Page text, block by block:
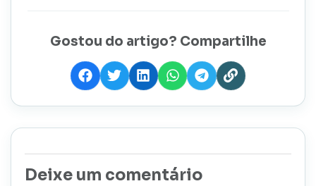
Gostou do artigo? Compartilhe
Deixe um comentário